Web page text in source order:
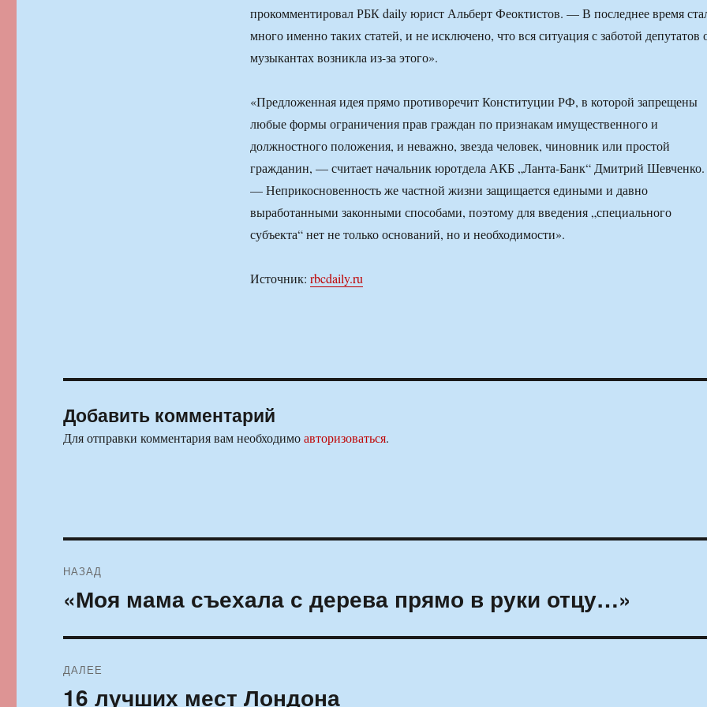
прокомментировал РБК daily юрист Альберт Феоктистов. — В последнее время
много именно таких статей, и не исключено, что вся ситуация с заботой депутатов
музыкантах возникла из-за этого».
«Предложенная идея прямо противоречит Конституции РФ, в которой запрещены
любые формы ограничения прав граждан по признакам имущественного и
должностного положения, и неважно, звезда человек, чиновник или простой
гражданин, — считает начальник юротдела АКБ „Ланта-Банк“ Дмитрий Шевченко.
— Неприкосновенность же частной жизни защищается едиными и давно
выработанными законными способами, поэтому для введения „специального
субъекта“ нет не только оснований, но и необходимости».
Источник: rbcdaily.ru
Добавить комментарий
Для отправки комментария вам необходимоавторизоваться.
по
НАЗАД
Предыдущая
«Моя мама съехала с дерева прямо в руки отцу…»
ДАЛЕЕ
Следующая
16 лучших мест Лондона